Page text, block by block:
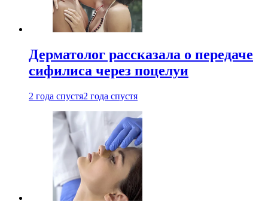
Дерматолог рассказала о передаче
сифилиса через поцелуи
2 года спустя2 года спустя